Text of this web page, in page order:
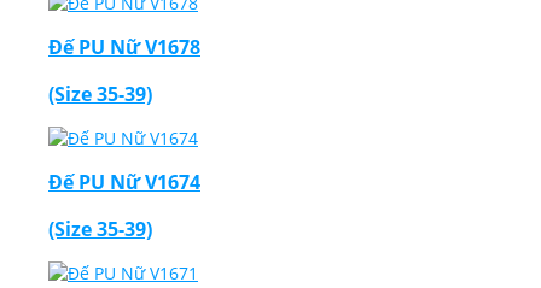
Đế PU Nữ V1678
(Size 35-39)
Đế PU Nữ V1674
(Size 35-39)